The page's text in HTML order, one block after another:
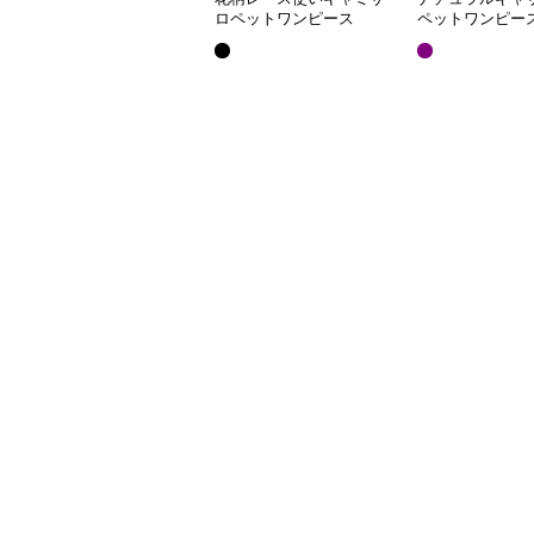
ロペットワンピース
ペットワンピー